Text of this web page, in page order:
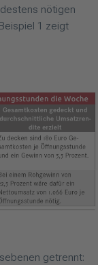
nötigen
1 zeigt
getrennt: